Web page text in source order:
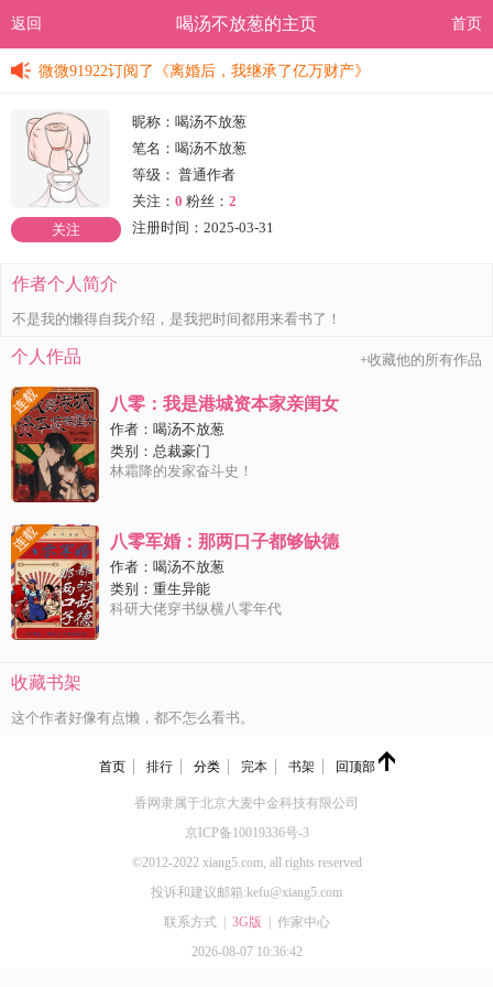
返回 喝汤不放葱的主页 首页
香姐17574 《神医毒妃：病娇王爷别装了 》
微微91922订阅了 《离婚后，我继承了亿万财产》
微微91922 订阅了《离婚后，我继承了亿万财产》
微微91922 订阅了 《离婚后，我继承了亿万财产》
微微91922 订阅了《离婚后，我继承了亿万财产》
香姐17574
微微91922 订阅了 《离婚后，我继承了亿万财产》
微微91922 订阅了 《离婚后，我继承了亿万财产》
微微91922
微微91922 订阅了《离婚后，我继承了亿万财产》
微微91922 订阅了《离婚后，我继承了亿万财产》
香姐17574
香姐17574
关注
昵称：喝汤不放葱
笔名：喝汤不放葱
等级： 普通作者
关注： 0 粉丝： 2
注册时间：2025-03-31
作者个人简介
不是我的懒得自我介绍，是我把时间都用来看书了！
个人作品 +收藏他的所有作品
八零：我是港城资本家亲闺女
作者： 喝汤不放葱
类别： 总裁豪门
林霜降的发家奋斗史！
八零军婚：那两口子都够缺德
作者： 喝汤不放葱
类别： 重生异能
科研大佬穿书纵横八零年代
收藏书架
这个作者好像有点懒，都不怎么看书。
首页 排行 分类 完本 书架 回顶部
香网隶属于北京大麦中金科技有限公司
京ICP备10019336号-3
©2012-2022 xiang5.com, all rights reserved
投诉和建议邮箱:kefu@xiang5.com
联系方式| 3G版
作家中心
2026-08-07 10:36:42